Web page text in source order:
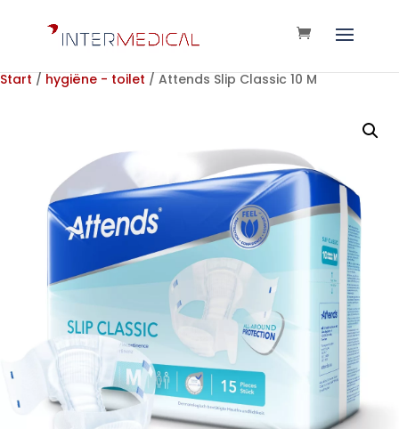
Start / hygiëne - toilet / Attends Slip Classic 10 M